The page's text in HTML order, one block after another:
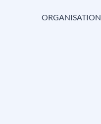
ORGANISATION